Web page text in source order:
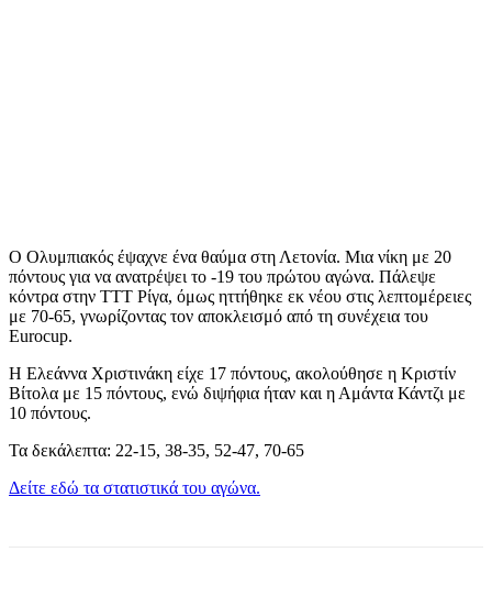
Ο Ολυμπιακός έψαχνε ένα θαύμα στη Λετονία. Μια νίκη με 20
πόντους για να ανατρέψει το -19 του πρώτου αγώνα. Πάλεψε
κόντρα στην ΤΤΤ Ρίγα, όμως ηττήθηκε εκ νέου στις λεπτομέρειες
με 70-65, γνωρίζοντας τον αποκλεισμό από τη συνέχεια του
Eurocup.
Η Ελεάννα Χριστινάκη είχε 17 πόντους, ακολούθησε η Κριστίν
Βίτολα με 15 πόντους, ενώ διψήφια ήταν και η Αμάντα Κάντζι με
10 πόντους.
Τα δεκάλεπτα: 22-15, 38-35, 52-47, 70-65
Δείτε εδώ τα στατιστικά του αγώνα.